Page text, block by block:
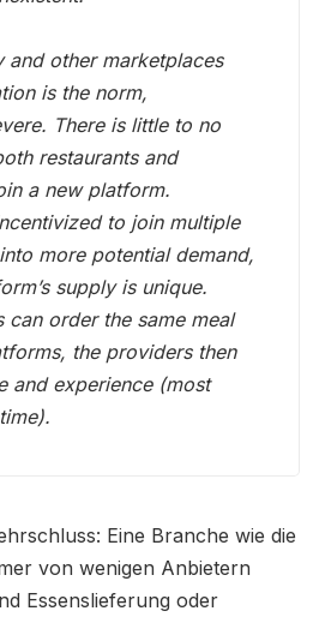
and other marketplaces
is the norm,
There is little to no
restaurants and
a new platform.
to join multiple
more potential demand,
supply is unique.
can order the same meal
the providers then
and experience (most
Eine Branche wie die
von wenigen Anbietern
Essenslieferung oder